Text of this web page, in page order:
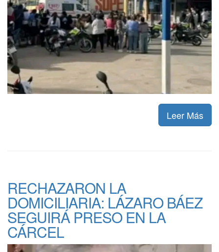
Leer Más
RECHAZARON LA
DOMICILIARIA: LÁZARO BÁEZ
SEGUIRÁ PRESO EN LA
CÁRCEL